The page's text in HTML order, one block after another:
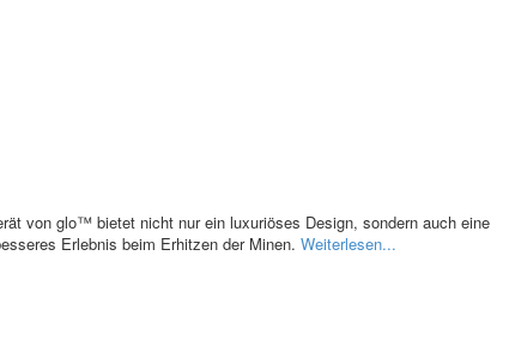
von glo™ bietet nicht nur ein luxuriöses Design, sondern auch eine
Erlebnis beim Erhitzen der Minen. Weiterlesen...